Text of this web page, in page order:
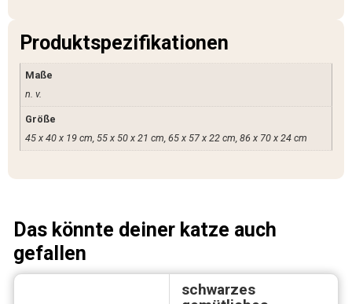
Produktspezifikationen
Maße
n. v.
Größe
45 x 40 x 19 cm, 55 x 50 x 21 cm, 65 x 57 x 22 cm, 86 x 70 x 24 cm
Das könnte deiner katze auch
gefallen
schwarzes